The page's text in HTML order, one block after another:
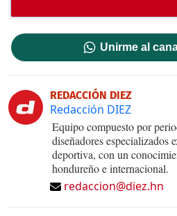
Unirme al
REDACCIÓN DIEZ
Redacción DIEZ
Equipo compuesto por
diseñadores especializados
deportiva, con un
hondureño e internacional.
redaccion@diez.hn